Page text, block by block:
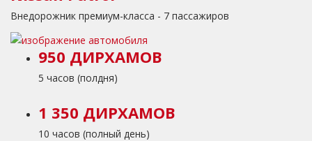
Внедорожник премиум-класса - 7 пассажиров
950 ДИРХАМОВ
5 часов (полдня)
1 350 ДИРХАМОВ
10 часов (полный день)